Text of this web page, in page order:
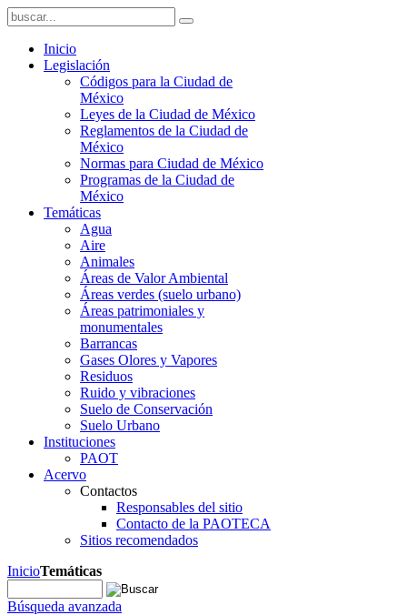
Inicio
Legislación
Códigos para la Ciudad de
México
Leyes de la Ciudad de México
Reglamentos de la Ciudad de
México
Normas para Ciudad de México
Programas de la Ciudad de
México
Temáticas
Agua
Aire
Animales
Áreas de Valor Ambiental
Áreas verdes (suelo urbano)
Áreas patrimoniales y
monumentales
Barrancas
Gases Olores y Vapores
Residuos
Ruido y vibraciones
Suelo de Conservación
Suelo Urbano
Instituciones
PAOT
Acervo
Contactos
Responsables del sitio
Contacto de la PAOTECA
Sitios recomendados
InicioTemáticas
Búsqueda avanzada